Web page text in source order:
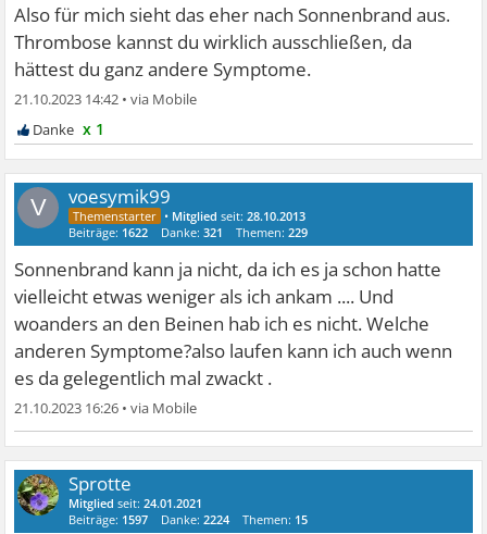
Also für mich sieht das eher nach Sonnenbrand aus.
Thrombose kannst du wirklich ausschließen, da
hättest du ganz andere Symptome.
21.10.2023 14:42 •
x 1
V voesymik99
• Mitglied seit:28.10.2013
Beiträge: 1622 Danke:321 Themen:229
Sonnenbrand kann ja nicht, da ich es ja schon hatte
vielleicht etwas weniger als ich ankam .... Und
woanders an den Beinen hab ich es nicht. Welche
anderen Symptome?also laufen kann ich auch wenn
es da gelegentlich mal zwackt .
21.10.2023 16:26 •
Sprotte
Mitglied seit:24.01.2021
Beiträge: 1597 Danke:2224 Themen: 15